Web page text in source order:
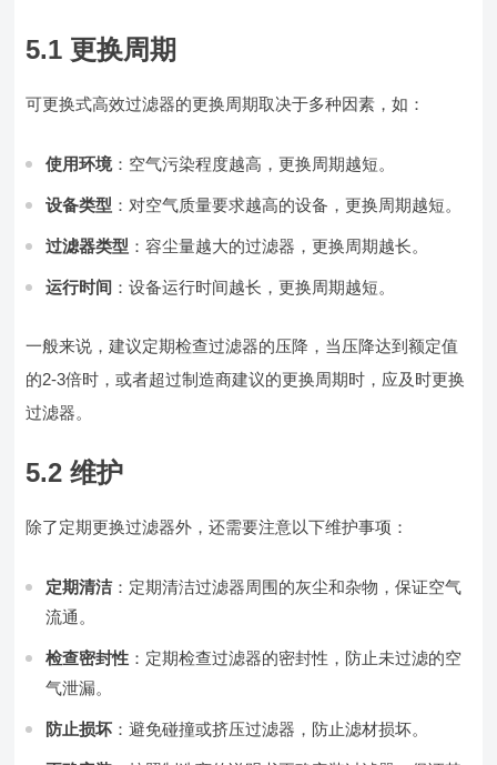
5.1 更换周期
可更换式高效过滤器的更换周期取决于多种因素，如：
使用环境：空气污染程度越高，更换周期越短。
设备类型 ：对空气质量要求越高的设备，更换周期越短。
过滤器类型 ：容尘量越大的过滤器，更换周期越长。
运行时间 ：设备运行时间越长，更换周期越短。
一般来说，建议定期检查过滤器的压降，当压降达到额定值
的2-3倍时，或者超过制造商建议的更换周期时，应及时更换
过滤器。
5.2 维护
除了定期更换过滤器外，还需要注意以下维护事项：
定期清洁：定期清洁过滤器周围的灰尘和杂物，保证空气
流通。
检查密封性 ：定期检查过滤器的密封性，防止未过滤的空
气泄漏。
防止损坏 ：避免碰撞或挤压过滤器，防止滤材损坏。